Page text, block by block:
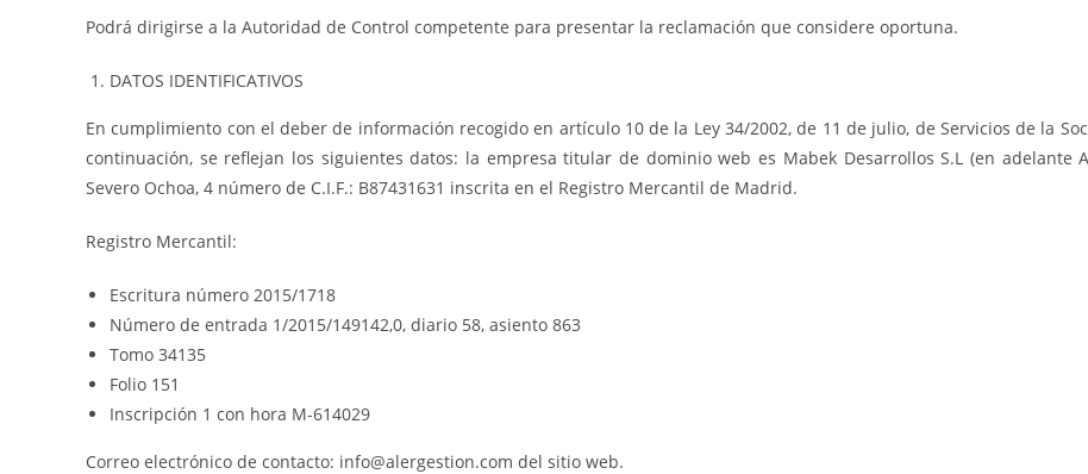
Podrá dirigirse a la Autoridad de Control competente para presentar la reclamación que considere oportuna.
DATOS IDENTIFICATIVOS
En cumplimiento con el deber de información recogido en artículo 10 de la Ley 34/2002, de 11 de julio, de Servicios de la
continuación, se reflejan los siguientes datos: la empresa titular de dominio web es Mabek Desarrollos S.L (en adelante
Severo Ochoa, 4 número de C.I.F.: B87431631 inscrita en el Registro Mercantil de Madrid.
Registro Mercantil:
Escritura número 2015/1718
Número de entrada 1/2015/149142,0, diario 58, asiento 863
Tomo 34135
Folio 151
Inscripción 1 con hora M-614029
Correo electrónico de contacto: info@alergestion.com del sitio web.